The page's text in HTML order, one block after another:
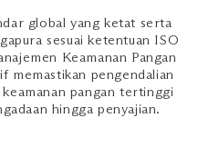
global yang ketat serta
sesuai ketentuan ISO
Keamanan Pangan
memastikan pengendalian
pangan tertinggi
hingga penyajian.